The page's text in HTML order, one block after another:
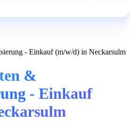
- Einkauf (m/w/d) in Neckarsulm
&
- Einkauf